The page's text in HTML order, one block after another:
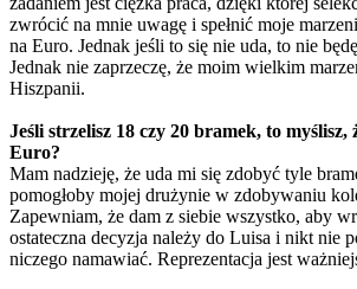
zwrócić na mnie uwagę i spełnić moje
na Euro. Jednak jeśli to się nie uda, to nie
Jednak nie zaprzeczę, że moim wielkim
Hiszpanii.
Jeśli strzelisz 18 czy 20 bramek, to myślisz,
Euro?
Mam nadzieję, że uda mi się zdobyć tyle
pomogłoby mojej drużynie w zdobywaniu
Zapewniam, że dam z siebie wszystko, aby
ostateczna decyzja należy do Luisa i nikt nie
niczego namawiać. Reprezentacja jest